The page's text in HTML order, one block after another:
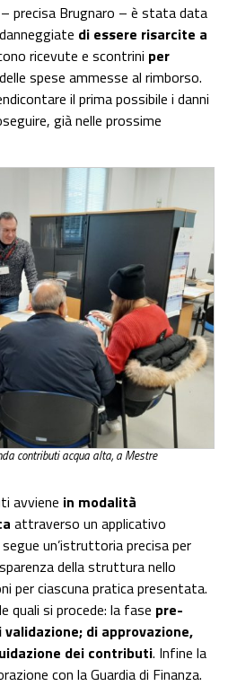
precisa Brugnaro – è stata data
di essere risarcite a
ricevute e scontrini per
delle spese ammesse al rimborso.
il prima possibile i danni
già nelle prossime
contributi acqua alta, a Mestre
avviene in modalità
attraverso un applicativo
un’istruttoria precisa per
della struttura nello
per ciascuna pratica presentata.
quali si procede: la fase pre-
di approvazione,
dei contributi. Infine la
con la Guardia di Finanza.